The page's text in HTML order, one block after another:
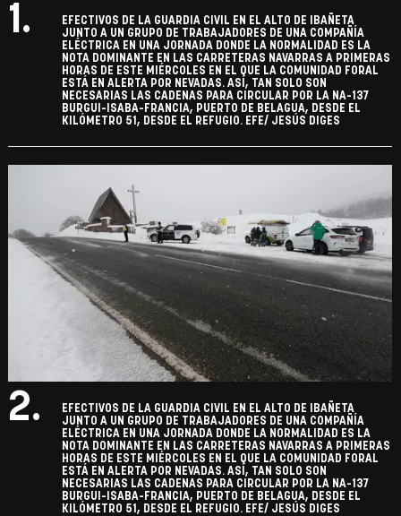
1.
EFECTIVOS DE LA GUARDIA CIVIL EN EL ALTO DE IBAÑETA
JUNTO A UN GRUPO DE TRABAJADORES DE UNA COMPAÑÍA
ELÉCTRICA EN UNA JORNADA DONDE LA NORMALIDAD ES LA
NOTA DOMINANTE EN LAS CARRETERAS NAVARRAS A PRIMERAS
HORAS DE ESTE MIÉRCOLES EN EL QUE LA COMUNIDAD FORAL
ESTÁ EN ALERTA POR NEVADAS. ASÍ, TAN SOLO SON
NECESARIAS LAS CADENAS PARA CIRCULAR POR LA NA-137
BURGUI-ISABA-FRANCIA, PUERTO DE BELAGUA, DESDE EL
KILÓMETRO 51, DESDE EL REFUGIO. EFE/ JESÚS DIGES
2.
EFECTIVOS DE LA GUARDIA CIVIL EN EL ALTO DE IBAÑETA
JUNTO A UN GRUPO DE TRABAJADORES DE UNA COMPAÑÍA
ELÉCTRICA EN UNA JORNADA DONDE LA NORMALIDAD ES LA
NOTA DOMINANTE EN LAS CARRETERAS NAVARRAS A PRIMERAS
HORAS DE ESTE MIÉRCOLES EN EL QUE LA COMUNIDAD FORAL
ESTÁ EN ALERTA POR NEVADAS. ASÍ, TAN SOLO SON
NECESARIAS LAS CADENAS PARA CIRCULAR POR LA NA-137
BURGUI-ISABA-FRANCIA, PUERTO DE BELAGUA, DESDE EL
KILÓMETRO 51, DESDE EL REFUGIO. EFE/ JESÚS DIGES